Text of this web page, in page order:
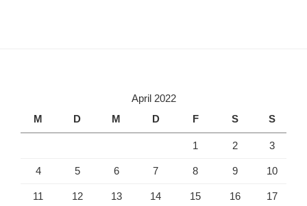
April 2022
M
D M D F S S
1 2 3
4 5 6 7 8 9 10
11 12 13 14 15 16 17